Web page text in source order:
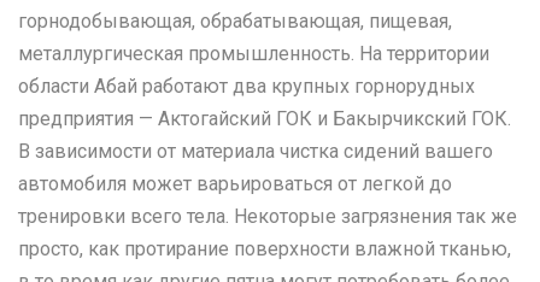
горнодобывающая, обрабатывающая, пищевая,
металлургическая промышленность. На территории
области Абай работают два крупных горнорудных
предприятия — Актогайский ГОК и Бакырчикский ГОК.
В зависимости от материала чистка сидений вашего
автомобиля может варьироваться от легкой до
тренировки всего тела. Некоторые загрязнения так же
просто, как протирание поверхности влажной тканью,